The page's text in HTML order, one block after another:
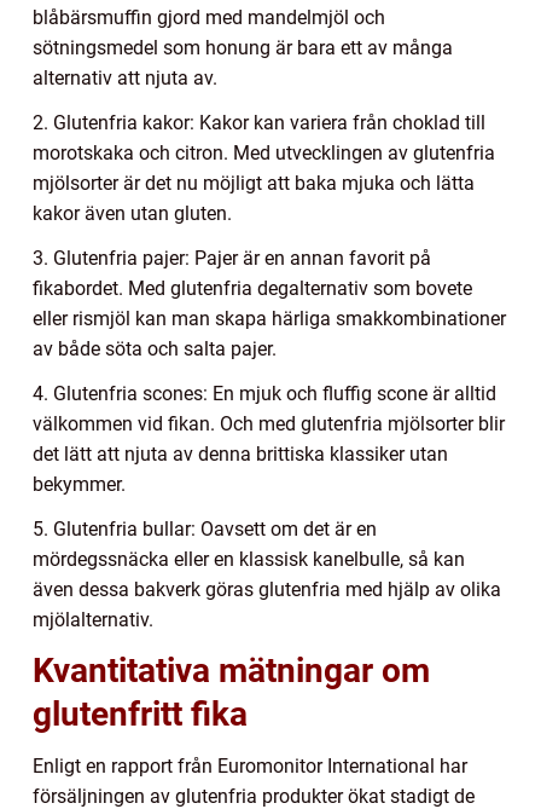
blåbärsmuffin gjord med mandelmjöl och
sötningsmedel som honung är bara ett av många
alternativ att njuta av.
2. Glutenfria kakor: Kakor kan variera från choklad till
morotskaka och citron. Med utvecklingen av glutenfria
mjölsorter är det nu möjligt att baka mjuka och lätta
kakor även utan gluten.
3. Glutenfria pajer: Pajer är en annan favorit på
fikabordet. Med glutenfria degalternativ som bovete
eller rismjöl kan man skapa härliga smakkombinationer
av både söta och salta pajer.
4. Glutenfria scones: En mjuk och fluffig scone är alltid
välkommen vid fikan. Och med glutenfria mjölsorter blir
det lätt att njuta av denna brittiska klassiker utan
bekymmer.
5. Glutenfria bullar: Oavsett om det är en
mördegssnäcka eller en klassisk kanelbulle, så kan
även dessa bakverk göras glutenfria med hjälp av olika
mjölalternativ.
Kvantitativa mätningar om
glutenfritt fika
Enligt en rapport från Euromonitor International har
försäljningen av glutenfria produkter ökat stadigt de